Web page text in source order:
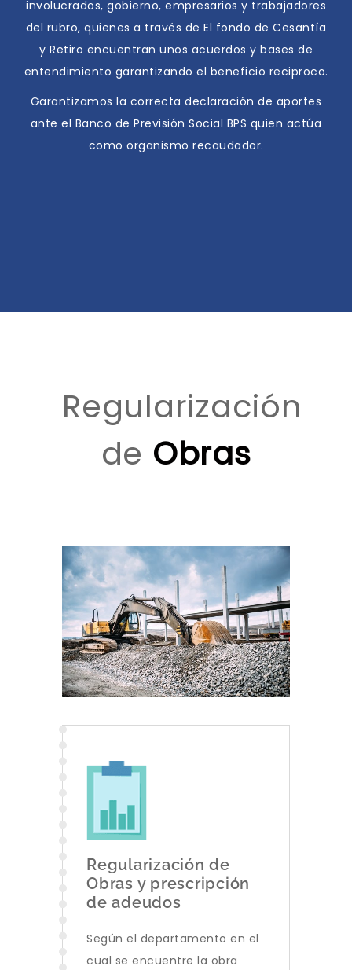
involucrados, gobierno, empresarios y trabajadores
del rubro, quienes a través de El fondo de Cesantía
y Retiro encuentran unos acuerdos y bases de
entendimiento garantizando el beneficio reciproco.
Garantizamos la correcta declaración de aportes
ante el Banco de Previsión Social BPS quien actúa
como organismo recaudador.
Regularización
de Obras
Regularización de
Obras y prescripción
de adeudos
Según el departamento en el
cual se encuentre la obra